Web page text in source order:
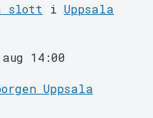
slott i Uppsala
14:00
Uppsala